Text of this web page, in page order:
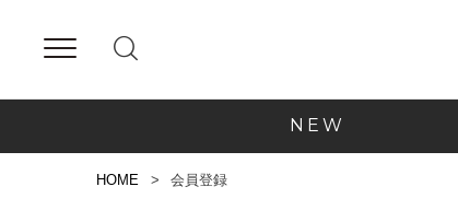
NEW
HOME 会員登録